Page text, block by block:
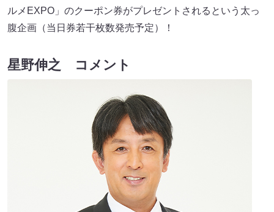
ルメEXPO」のクーポン券がプレゼントされるという太っ
腹企画（当日券若干枚数発売予定）！
星野伸之 コメント